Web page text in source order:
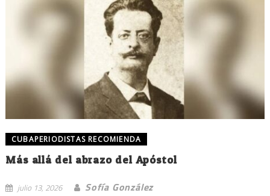
CUBAPERIODISTAS RECOMIENDA
Más allá del abrazo del Apóstol
julio 13, 2026
Sofía González